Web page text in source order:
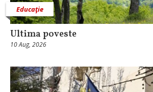
Educaţie
Ultima poveste
10 Aug, 2026